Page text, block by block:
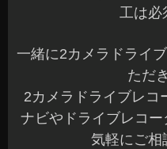
工は必
一緒に2カメラドライ
ただ
2カメラドライブレコ
ナビやドライブレコ
気軽にご相